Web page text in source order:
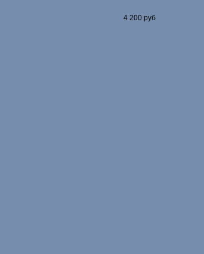
4 200 руб